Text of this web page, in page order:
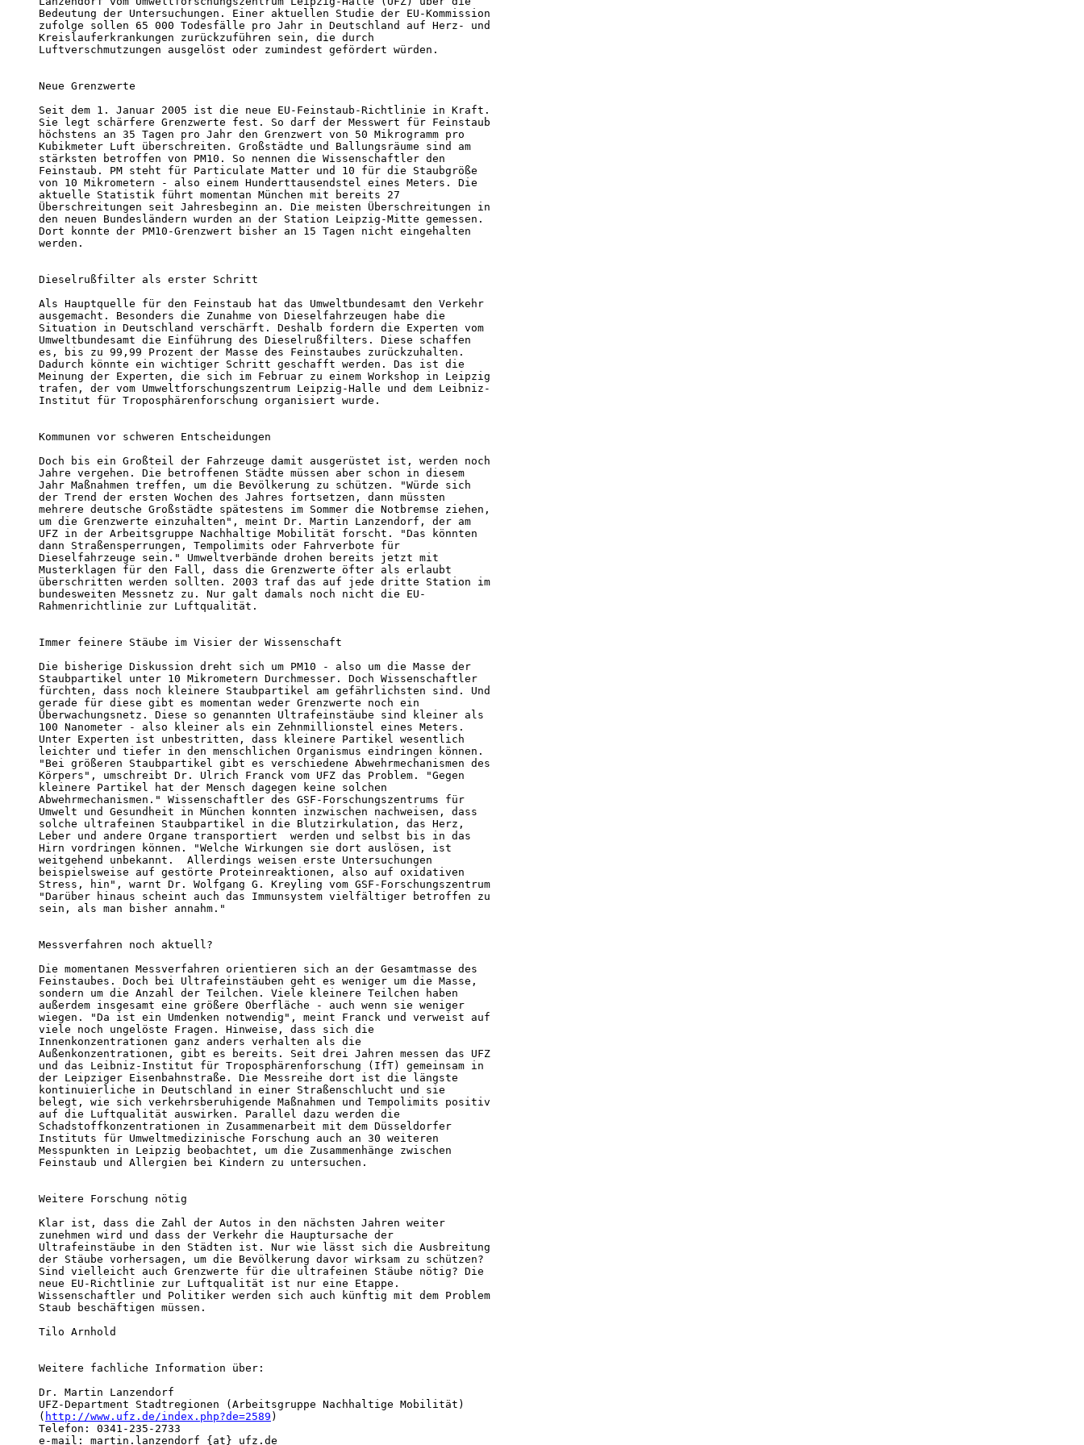
Bedeutung der Untersuchungen. Einer aktuellen Studie der EU-Kommission
zufolge sollen 65 000 Todesfälle pro Jahr in Deutschland auf Herz- und
Kreislauferkrankungen zurückzuführen sein, die durch
Luftverschmutzungen ausgelöst oder zumindest gefördert würden.
Neue Grenzwerte
Seit dem 1. Januar 2005 ist die neue EU-Feinstaub-Richtlinie in Kraft.
Sie legt schärfere Grenzwerte fest. So darf der Messwert für Feinstaub
höchstens an 35 Tagen pro Jahr den Grenzwert von 50 Mikrogramm pro
Kubikmeter Luft überschreiten. Großstädte und Ballungsräume sind am
stärksten betroffen von PM10. So nennen die Wissenschaftler den
Feinstaub. PM steht für Particulate Matter und 10 für die Staubgröße
von 10 Mikrometern - also einem Hunderttausendstel eines Meters. Die
aktuelle Statistik führt momentan München mit bereits 27
Überschreitungen seit Jahresbeginn an. Die meisten Überschreitungen in
den neuen Bundesländern wurden an der Station Leipzig-Mitte gemessen.
Dort konnte der PM10-Grenzwert bisher an 15 Tagen nicht eingehalten
werden.
Dieselrußfilter als erster Schritt
Als Hauptquelle für den Feinstaub hat das Umweltbundesamt den Verkehr
ausgemacht. Besonders die Zunahme von Dieselfahrzeugen habe die
Situation in Deutschland verschärft. Deshalb fordern die Experten vom
Umweltbundesamt die Einführung des Dieselrußfilters. Diese schaffen
es, bis zu 99,99 Prozent der Masse des Feinstaubes zurückzuhalten.
Dadurch könnte ein wichtiger Schritt geschafft werden. Das ist die
Meinung der Experten, die sich im Februar zu einem Workshop in Leipzig
trafen, der vom Umweltforschungszentrum Leipzig-Halle und dem Leibniz-
Institut für Troposphärenforschung organisiert wurde.
Kommunen vor schweren Entscheidungen
Doch bis ein Großteil der Fahrzeuge damit ausgerüstet ist, werden noch
Jahre vergehen. Die betroffenen Städte müssen aber schon in diesem
Jahr Maßnahmen treffen, um die Bevölkerung zu schützen. "Würde sich
der Trend der ersten Wochen des Jahres fortsetzen, dann müssten
mehrere deutsche Großstädte spätestens im Sommer die Notbremse ziehen,
um die Grenzwerte einzuhalten", meint Dr. Martin Lanzendorf, der am
UFZ in der Arbeitsgruppe Nachhaltige Mobilität forscht. "Das könnten
dann Straßensperrungen, Tempolimits oder Fahrverbote für
Dieselfahrzeuge sein." Umweltverbände drohen bereits jetzt mit
Musterklagen für den Fall, dass die Grenzwerte öfter als erlaubt
überschritten werden sollten. 2003 traf das auf jede dritte Station im
bundesweiten Messnetz zu. Nur galt damals noch nicht die EU-
Rahmenrichtlinie zur Luftqualität.
Immer feinere Stäube im Visier der Wissenschaft
Die bisherige Diskussion dreht sich um PM10 - also um die Masse der
Staubpartikel unter 10 Mikrometern Durchmesser. Doch Wissenschaftler
fürchten, dass noch kleinere Staubpartikel am gefährlichsten sind. Und
gerade für diese gibt es momentan weder Grenzwerte noch ein
Überwachungsnetz. Diese so genannten Ultrafeinstäube sind kleiner als
100 Nanometer - also kleiner als ein Zehnmillionstel eines Meters.
Unter Experten ist unbestritten, dass kleinere Partikel wesentlich
leichter und tiefer in den menschlichen Organismus eindringen können.
"Bei größeren Staubpartikel gibt es verschiedene Abwehrmechanismen des
Körpers", umschreibt Dr. Ulrich Franck vom UFZ das Problem. "Gegen
kleinere Partikel hat der Mensch dagegen keine solchen
Abwehrmechanismen." Wissenschaftler des GSF-Forschungszentrums für
Umwelt und Gesundheit in München konnten inzwischen nachweisen, dass
solche ultrafeinen Staubpartikel in die Blutzirkulation, das Herz,
Leber und andere Organe transportiert  werden und selbst bis in das
Hirn vordringen können. "Welche Wirkungen sie dort auslösen, ist
weitgehend unbekannt.  Allerdings weisen erste Untersuchungen
beispielsweise auf gestörte Proteinreaktionen, also auf oxidativen
Stress, hin", warnt Dr. Wolfgang G. Kreyling vom GSF-Forschungszentrum
"Darüber hinaus scheint auch das Immunsystem vielfältiger betroffen zu
sein, als man bisher annahm."
Messverfahren noch aktuell?
Die momentanen Messverfahren orientieren sich an der Gesamtmasse des
Feinstaubes. Doch bei Ultrafeinstäuben geht es weniger um die Masse,
sondern um die Anzahl der Teilchen. Viele kleinere Teilchen haben
außerdem insgesamt eine größere Oberfläche - auch wenn sie weniger
wiegen. "Da ist ein Umdenken notwendig", meint Franck und verweist auf
viele noch ungelöste Fragen. Hinweise, dass sich die
Innenkonzentrationen ganz anders verhalten als die
Außenkonzentrationen, gibt es bereits. Seit drei Jahren messen das UFZ
und das Leibniz-Institut für Troposphärenforschung (IfT) gemeinsam in
der Leipziger Eisenbahnstraße. Die Messreihe dort ist die längste
kontinuierliche in Deutschland in einer Straßenschlucht und sie
belegt, wie sich verkehrsberuhigende Maßnahmen und Tempolimits positiv
auf die Luftqualität auswirken. Parallel dazu werden die
Schadstoffkonzentrationen in Zusammenarbeit mit dem Düsseldorfer
Instituts für Umweltmedizinische Forschung auch an 30 weiteren
Messpunkten in Leipzig beobachtet, um die Zusammenhänge zwischen
Feinstaub und Allergien bei Kindern zu untersuchen.
Weitere Forschung nötig
Klar ist, dass die Zahl der Autos in den nächsten Jahren weiter
zunehmen wird und dass der Verkehr die Hauptursache der
Ultrafeinstäube in den Städten ist. Nur wie lässt sich die Ausbreitung
der Stäube vorhersagen, um die Bevölkerung davor wirksam zu schützen?
Sind vielleicht auch Grenzwerte für die ultrafeinen Stäube nötig? Die
neue EU-Richtlinie zur Luftqualität ist nur eine Etappe.
Wissenschaftler und Politiker werden sich auch künftig mit dem Problem
Staub beschäftigen müssen.
Tilo Arnhold
Weitere fachliche Information über:
Dr. Martin Lanzendorf
UFZ-Department Stadtregionen (Arbeitsgruppe Nachhaltige Mobilität)
( http://www.ufz.de/index.php?de=2589 )
Telefon: 0341-235-2733
e-mail: martin.lanzendorf {at} ufz.de